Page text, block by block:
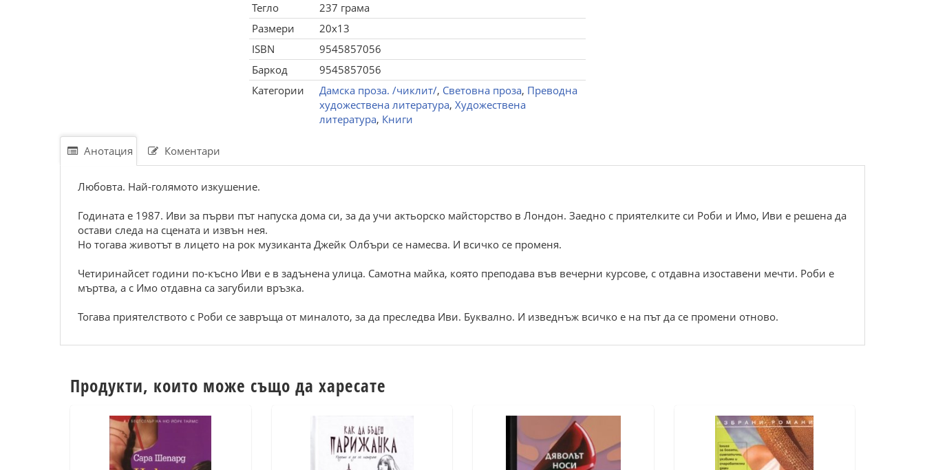
Тегло
237 грама
Размери
20x13
ISBN
9545857056
Баркод
9545857056
Категории
Дамска проза. /чиклит/, Световна проза, Преводна
художествена литература, Художествена
литература, Книги
Анотация Коментари
Любовта. Най-голямото изкушение.
Годината е 1987. Иви за първи път напуска дома си, за да учи актьорско майсторство в Лондон. Заедно с приятелките си Роби и Имо, Иви е решена да
остави следа на сцената и извън нея.
Но тогава животът в лицето на рок музиканта Джейк Олбъри се намесва. И всичко се променя.
Четиринайсет години по-късно Иви е в задънена улица. Самотна майка, която преподава във вечерни курсове, с отдавна изоставени мечти. Роби е
мъртва, а с Имо отдавна са загубили връзка.
Тогава приятелството с Роби се завръща от миналото, за да преследва Иви. Буквално. И изведнъж всичко е на път да се промени отново.
Продукти, които може също да харесате